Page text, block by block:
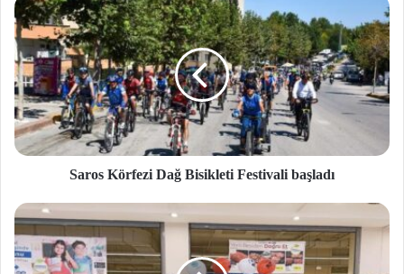
Saros Körfezi Dağ Bisikleti Festivali başladı